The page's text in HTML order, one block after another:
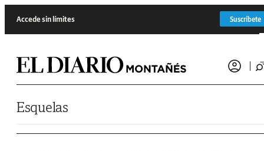
Accede sin límites Suscríbete
Esquelas